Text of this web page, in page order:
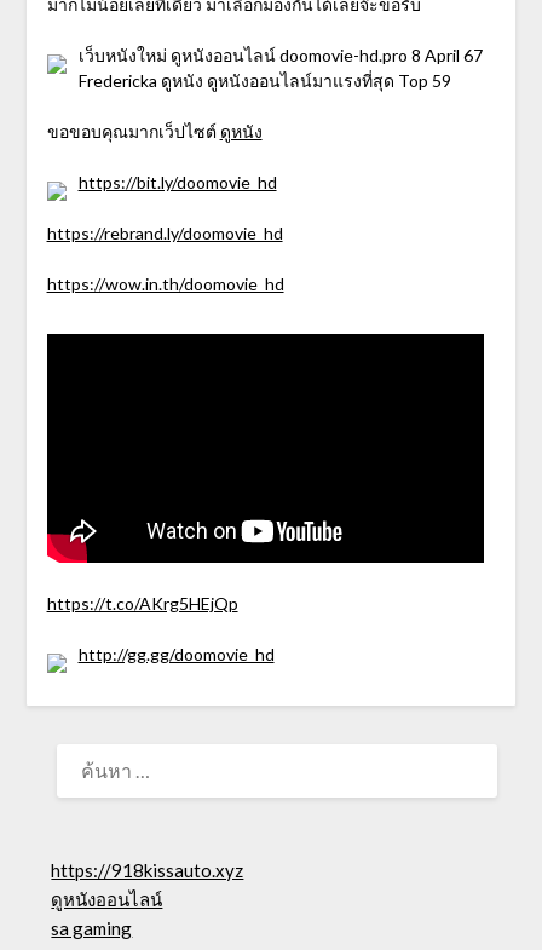
เว็บหนังใหม่ ดูหนังออนไลน์ doomovie-hd.pro 8 April 67
Fredericka ดูหนัง ดูหนังออนไลน์มาแรงที่สุด Top 59
ขอขอบคุณมากเว็ปไซต์ ดูหนัง
https://bit.ly/doomovie_hd
https://rebrand.ly/doomovie_hd
https://wow.in.th/doomovie_hd
https://t.co/AKrg5HEjQp
http://gg.gg/doomovie_hd
สำหรับ:
https://918kissauto.xyz
ดูหนังออนไลน์
sa gaming